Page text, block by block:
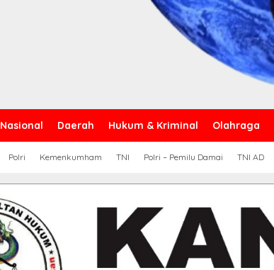
Nasional Daerah Hukum & Kriminal Olahraga
Polri Kemenkumham TNI Polri – Pemilu Damai TNI AD